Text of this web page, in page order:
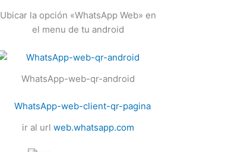
Ubicar la opción «WhatsApp Web» en
el menu de tu android
WhatsApp-web-qr-android
ir al url web.whatsapp.com